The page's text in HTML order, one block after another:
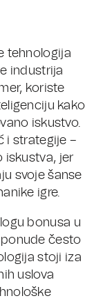
tehnologija
industrija
koriste
kako
iskustvo.
i strategije –
iskustva, jer
svoje šanse
igre.
bonusa u
često
stoji iza
uslova